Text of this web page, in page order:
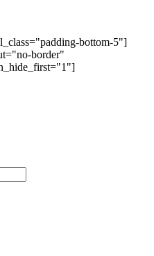
bottom-5"]
border"